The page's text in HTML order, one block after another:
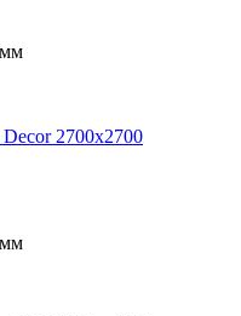
2700x2700